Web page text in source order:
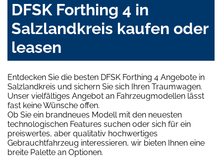
DFSK Forthing 4 in
Salzlandkreis kaufen oder
leasen
Entdecken Sie die besten DFSK Forthing 4 Angebote in
Salzlandkreis und sichern Sie sich Ihren Traumwagen.
Unser vielfältiges Angebot an Fahrzeugmodellen lässt
fast keine Wünsche offen.
Ob Sie ein brandneues Modell mit den neuesten
technologischen Features suchen oder sich für ein
preiswertes, aber qualitativ hochwertiges
Gebrauchtfahrzeug interessieren, wir bieten Ihnen eine
breite Palette an Optionen.